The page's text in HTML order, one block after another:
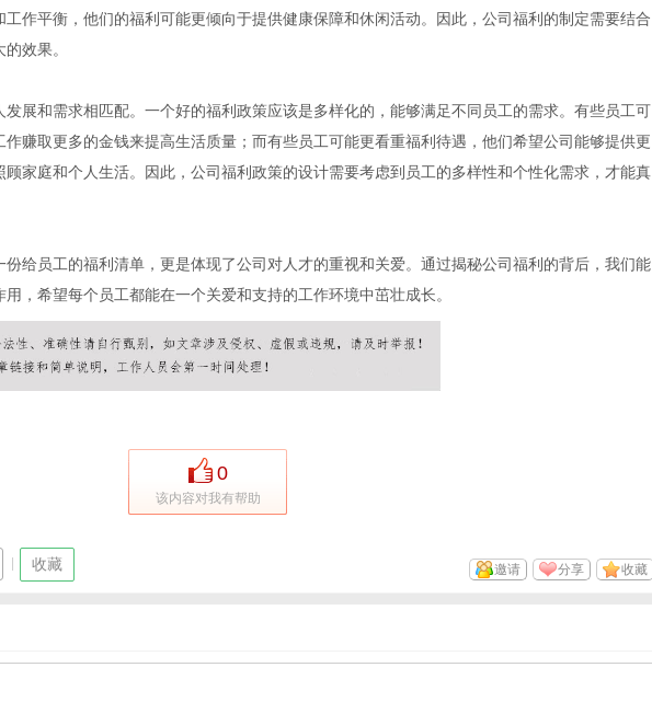
作平衡，他们的福利可能更倾向于提供健康保障和休闲活动。因此，公司福利的制定需要结合
效果。
展和需求相匹配。一个好的福利政策应该是多样化的，能够满足不同员工的需求。有些员工可
赚取更多的金钱来提高生活质量；而有些员工可能更看重福利待遇，他们希望公司能够提供更
家庭和个人生活。因此，公司福利政策的设计需要考虑到员工的多样性和个性化需求，才能真
给员工的福利清单，更是体现了公司对人才的重视和关爱。通过揭秘公司福利的背后，我们能
，希望每个员工都能在一个关爱和支持的工作环境中茁壮成长。
0
该内容对我有帮助
收藏 收藏
分享
邀请